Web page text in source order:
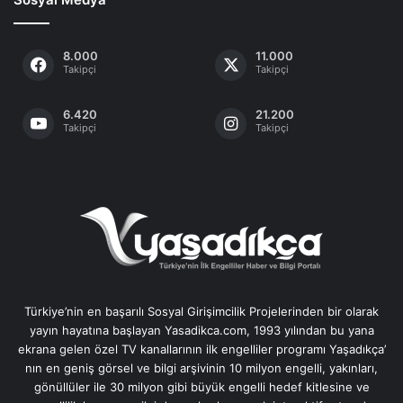
8.000
Takipçi
11.000
Takipçi
6.420
Takipçi
21.200
Takipçi
Türkiye’nin en başarılı Sosyal Girişimcilik Projelerinden bir olarak
yayın hayatına başlayan Yasadikca.com, 1993 yılından bu yana
ekrana gelen özel TV kanallarının ilk engelliler programı Yaşadıkça’
nın en geniş görsel ve bilgi arşivinin 10 milyon engelli, yakınları,
gönüllüler ile 30 milyon gibi büyük engelli hedef kitlesine ve